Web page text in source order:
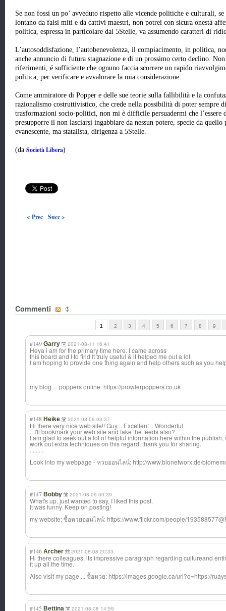
Se non fossi un po’ avveduto rispetto alle vicende politiche e culturali,
lontano da falsi miti e da cattivi maestri, non potrei con sicura onestà
politica, espressa in particolare dai 5Stelle, va assumendo caratteri di
L’autosoddisfazione, l’autobenevolenza, il compiacimento, in politica,
anche annuncio di futura stagnazione e di un prossimo certo declino.
riferimenti, é sufficiente che ognuno faccia scorrere un rapido
politica, per verificare e avvalorare la mia considerazione.
Come ammiratore di Popper e delle sue teorie sulla fallibilità e la
razionalismo costruttivistico, che crede nella possibilità di poter sempre
trasformazioni socio-politici, non mi è difficile persuadermi che l’essere
presupporre il non lasciarsi ingabbiare da nessun potere, specie da quello
evanescente, ma statalista, dirigenza a 5Stelle.
(da Società Libera)
< Prec Succ >
Commenti
1 2 3 4 5 6 7 8 9
#149 Garry 2021-08-11 16:41
Heya i am for the primary time here. I came across
this board and I to find It truly useful & it helped me out a lot.
I am hoping to provide one thing again and help others such as you
my blog ... poppers online: https://prowlerpoppers.co.uk
#148 Heike 2021-08-09 03:37
Hi there very nice web site!! Guy .. Excellent .. Wonderful
.. I'll bookmark your web site and take the feeds also?
I am glad to seek out a lot of helpful information here within the publish,
work out extra techniques on this regard, thank you for sharing.
. . . . .
Look into my webpage - หวยออนไลน์: http://www.bionetworx.de/
#147 Bobby 2021-08-09 00:39
What's up, just wanted to say, I liked this post.
It was funny. Keep on posting!
my website; ซื้อหวยออนไลน์: https://www.flickr.com/people/
#146 Archer 2021-08-08 20:33
Hi there colleagues, its impressive paragraph regarding cultureand
it up all the time.
Also visit my page ... ซื้อหวย: https://images.google.ca/url?q=https://
#145 Bettina 2021-08-08 14:59